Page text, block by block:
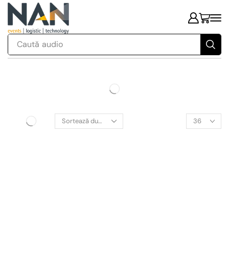
Caută audio